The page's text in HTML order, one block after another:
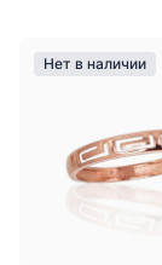
Нет в наличии